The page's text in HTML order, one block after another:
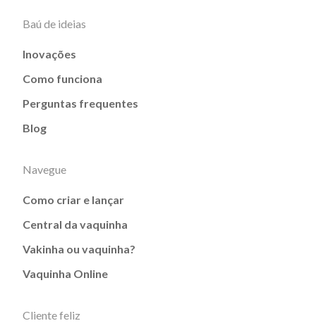
Baú de ideias
Inovações
Como funciona
Perguntas frequentes
Blog
Navegue
Como criar e lançar
Central da vaquinha
Vakinha ou vaquinha?
Vaquinha Online
Cliente feliz